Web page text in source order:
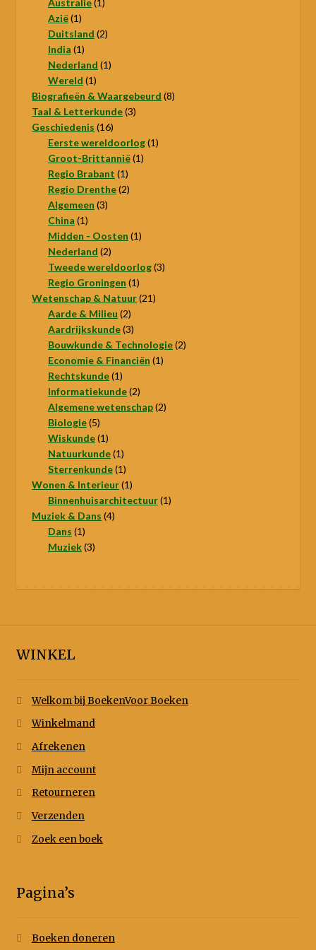
Azië 11
product
Duitsland 22
India 11
product
Nederland 11
Wereld 11
product
Biografieën & Waargebeurd 88
Taal & Letterkunde 33
Geschiedenis 1616
producten
Eerste wereldoorlog 11
Groot-Brittannië 11
Regio Brabant 11
product
Regio Drenthe 22
Algemeen 33
China 11
product
Midden - Oosten 11
Nederland 22
producten
Tweede wereldoorlog 33
Regio Groningen 11
product
Wetenschap & Natuur 2121
Aarde & Milieu 22
producten
Aardrijkskunde 33
producten
Bouwkunde & Technologie 22
Economie & Financiën 11
Rechtskunde 11
product
Informatiekunde 22
producten
Algemene wetenschap 22
Biologie 55
producten
Wiskunde 11
product
Natuurkunde 11
product
Sterrenkunde 11
product
Wonen & Interieur 11
product
Binnenhuisarchitectuur 11
Muziek & Dans 44
Dans 11
product
Muziek 33
WINKEL
Welkom bij BoekenVoor Boeken
Winkelmand
Afrekenen
Mijn account
Retourneren
Verzenden
Zoek een boek
Pagina’s
Boeken doneren